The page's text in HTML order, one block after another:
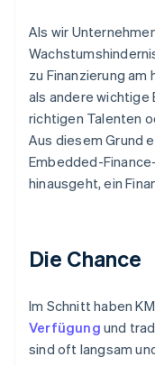
Als wir
zu Finanzierung
als andere wichtige
richtigen Talenten
Aus diesem Grund
Embedded-
hinausgeht, ein
Die Chance
Im Schnitt haben
Verfügung und
sind oft langsam